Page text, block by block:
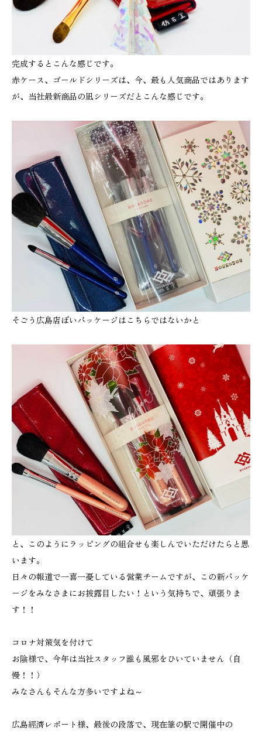
完成するとこんな感じです。
赤ケース、ゴールドシリーズは、今、最も人気商品ではあります
が、当社最新商品の凪シリーズだとこんな感じです。
そごう広島店ぽいパッケージはこちらではないかと
と、このようにラッピングの組合せも楽しんでいただけたらと思
います。
日々の報道で一喜一憂している営業チームですが、この新パッケ
ージをみなさまにお披露目したい！という気持ちで、頑張りま
す！！
コロナ対策気を付けて
お陰様で、今年は当社スタッフ誰も風邪をひいていません（自
慢！！）
みなさんもそんな方多いですよね～
広島經濟レポート様、最後の段落で、現在筆の駅で開催中の